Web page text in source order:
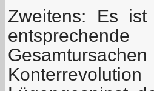
Zweitens: Es